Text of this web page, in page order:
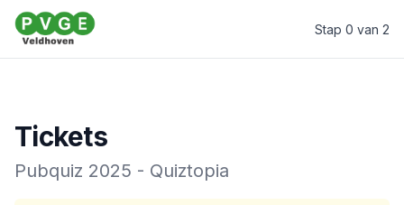
PVGE Veldhoven
Stap 0 van 2
Tickets
Pubquiz 2025 - Quiztopia